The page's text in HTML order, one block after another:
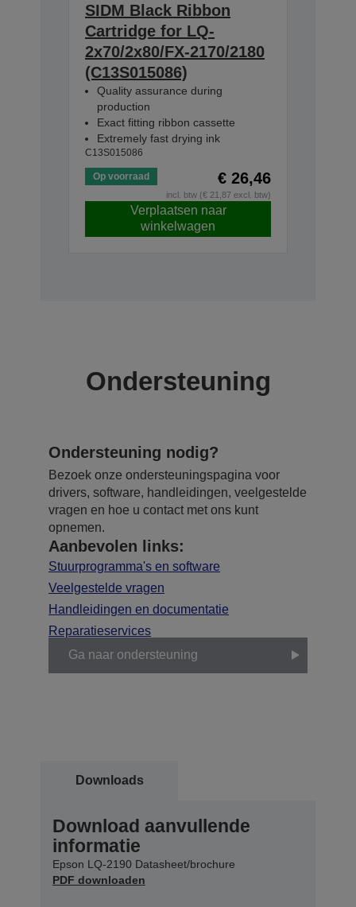
SIDM Black Ribbon
Cartridge for LQ-
2x70/2x80/FX-2170/2180
(C13S015086)
Quality assurance during
production
Exact fitting ribbon cassette
Extremely fast drying ink
C13S015086
Op voorraad € 26,46
incl. btw (€ 21,87 excl. btw)
Verplaatsen naar
winkelwagen
Ondersteuning
Ondersteuning nodig?
Bezoek onze ondersteuningspagina voor
drivers, software, handleidingen, veelgestelde
vragen en hoe u contact met ons kunt
opnemen.
Aanbevolen links:
Stuurprogramma's en software
Veelgestelde vragen
Handleidingen en documentatie
Reparatieservices
Ga naar ondersteuning
Downloads
Download aanvullende
informatie
Epson LQ-2190 Datasheet/brochure
PDF downloaden